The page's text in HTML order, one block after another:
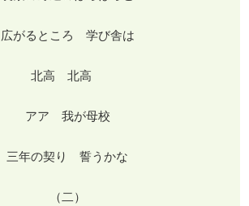
広がるところ 学び舎は
北高 北高
アア 我が母校
三年の契り 誓うかな
（二）